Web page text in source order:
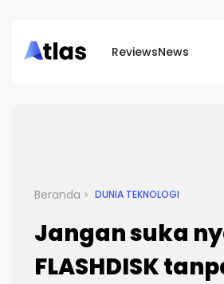
ReviewsNews
Beranda DUNIA TEKNOLOGI
Jangan suka
FLASHDISK